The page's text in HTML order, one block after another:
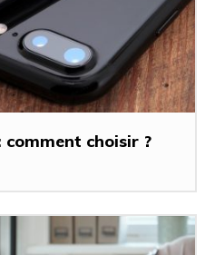
comment choisir ?